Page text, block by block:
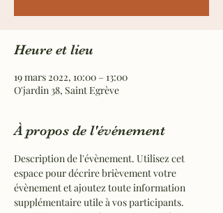
Heure et lieu
19 mars 2022, 10:00 – 13:00
O'jardin 38, Saint Egrève
À propos de l'événement
Description de l'évènement. Utilisez cet
espace pour décrire brièvement votre
évènement et ajoutez toute information
supplémentaire utile à vos participants.